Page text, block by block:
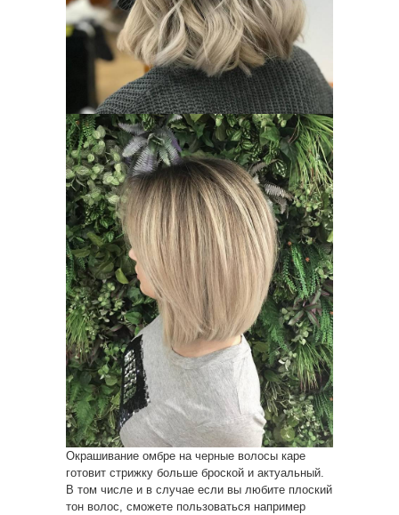
Окрашивание омбре на черные волосы каре
готовит стрижку больше броской и актуальный.
В том числе и в случае если вы любите плоский
тон волос, сможете пользоваться например